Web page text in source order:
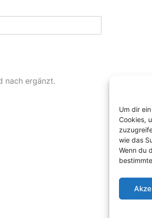
Um dir
Cookies,
wie das
Wenn du
nach ergänzt.